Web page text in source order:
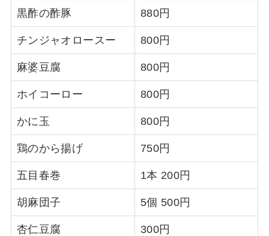
黒酢の酢豚 880円
チンジャオロースー 800円
麻婆豆腐 800円
ホイコーロー 800円
かに玉 800円
鶏のから揚げ 750円
五目春巻 1本 200円
胡麻団子 5個 500円
杏仁豆腐 300円